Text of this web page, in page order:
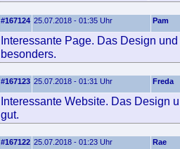
#167124 25.07.2018 - 01:35 Uhr Pam
Interessante Page. Das Design
besonders.
#167123 25.07.2018 - 01:31 Uhr Freda
Interessante Website. Das Design
gut.
#167122 25.07.2018 - 01:23 Uhr Rae